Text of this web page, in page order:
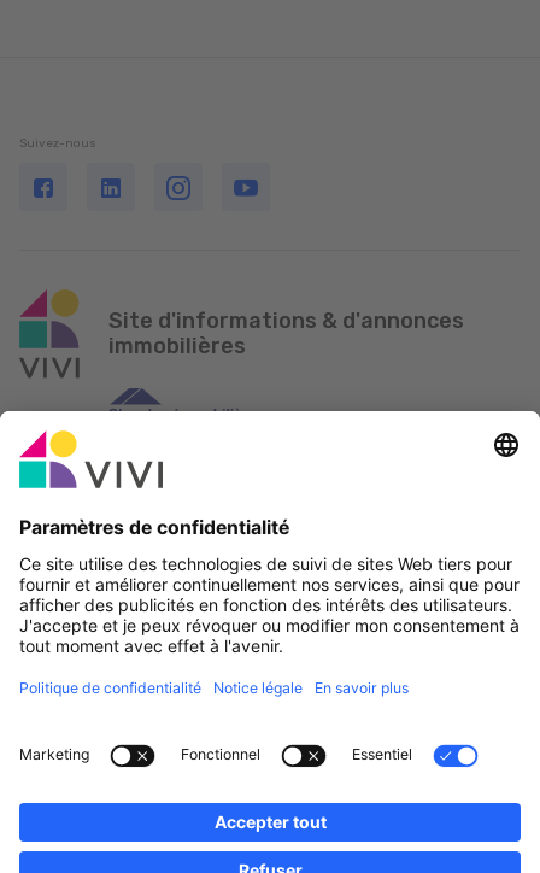
Suivez-nous
Site d'informations & d'annonces
immobilières
Professionnels, devenez membres!
Notice Légale